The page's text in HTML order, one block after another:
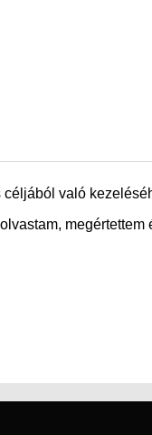
való
megértettem